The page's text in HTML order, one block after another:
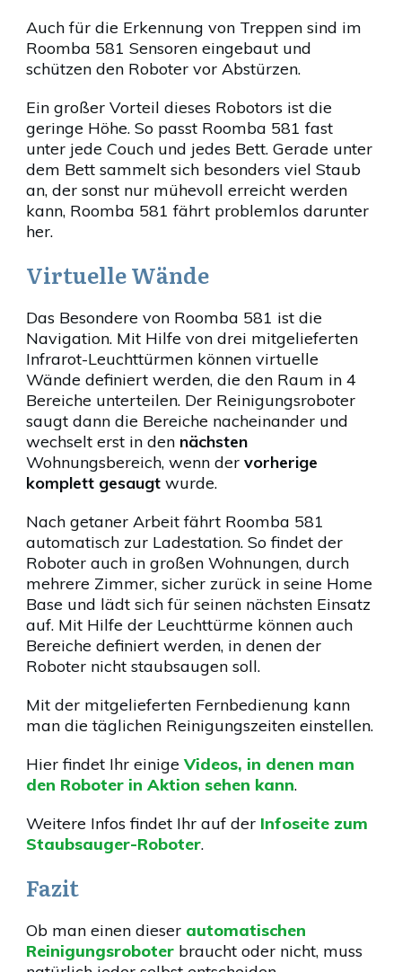
Auch für die Erkennung von Treppen sind im
Roomba 581 Sensoren eingebaut und
schützen den Roboter vor Abstürzen.
Ein großer Vorteil dieses Robotors ist die
geringe Höhe. So passt Roomba 581 fast
unter jede Couch und jedes Bett. Gerade unter
dem Bett sammelt sich besonders viel Staub
an, der sonst nur mühevoll erreicht werden
kann, Roomba 581 fährt problemlos darunter
her.
Virtuelle Wände
Das Besondere von Roomba 581 ist die
Navigation. Mit Hilfe von drei mitgelieferten
Infrarot-Leuchttürmen können virtuelle
Wände definiert werden, die den Raum in 4
Bereiche unterteilen. Der Reinigungsroboter
saugt dann die Bereiche nacheinander und
wechselt erst in den nächsten
Wohnungsbereich, wenn der vorherige
komplett gesaugt wurde.
Nach getaner Arbeit fährt Roomba 581
automatisch zur Ladestation. So findet der
Roboter auch in großen Wohnungen, durch
mehrere Zimmer, sicher zurück in seine Home
Base und lädt sich für seinen nächsten Einsatz
auf. Mit Hilfe der Leuchttürme können auch
Bereiche definiert werden, in denen der
Roboter nicht staubsaugen soll.
Mit der mitgelieferten Fernbedienung kann
man die täglichen Reinigungszeiten einstellen.
Hier findet Ihr einige Videos, in denen man
den Roboter in Aktion sehen kann.
Weitere Infos findet Ihr auf der Infoseite zum
Staubsauger-Roboter.
Fazit
Ob man einen dieser automatischen
Reinigungsroboter braucht oder nicht, muss